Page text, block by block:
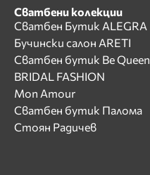
Сватбени колекции
Сватбен Бутик ALEGRA
Бучински салон ARETI
Сватбен бутик Be Queen
BRIDAL FASHION
Mon Amour
Сватбен бутик Палома
Стоян Радичев